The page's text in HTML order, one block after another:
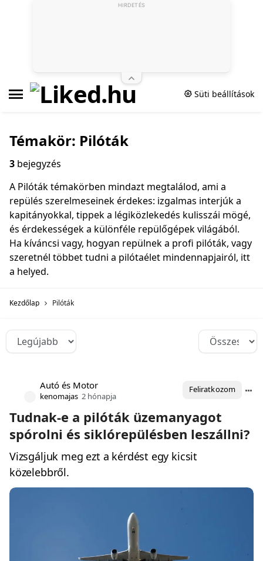
Süti beállítások
Témakör: Pilóták
3 bejegyzés
A Pilóták témakörben mindazt megtalálod, ami a
repülés szerelmeseinek érdekes: izgalmas interjúk a
kapitányokkal, tippek a légiközlekedés kulisszái mögé,
és érdekességek a különféle repülőgépek világából.
Ha kíváncsi vagy, hogyan repülnek a profi pilóták, vagy
szeretnél többet tudni a pilótaélet mindennapjairól, itt
a helyed.
Kezdőlap Pilóták
Autó és Motor
kenomajas 2 hónapja
Feliratkozom
Tudnak-e a pilóták üzemanyagot
spórolni és siklórepülésben leszállni?
Vizsgáljuk meg ezt a kérdést egy kicsit
közelebbről.
HIRDETÉS